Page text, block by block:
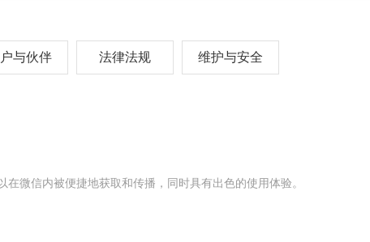
与伙伴 法律法规 维护与安全
微信内被便捷地获取和传播，同时具有出色的使用体验。